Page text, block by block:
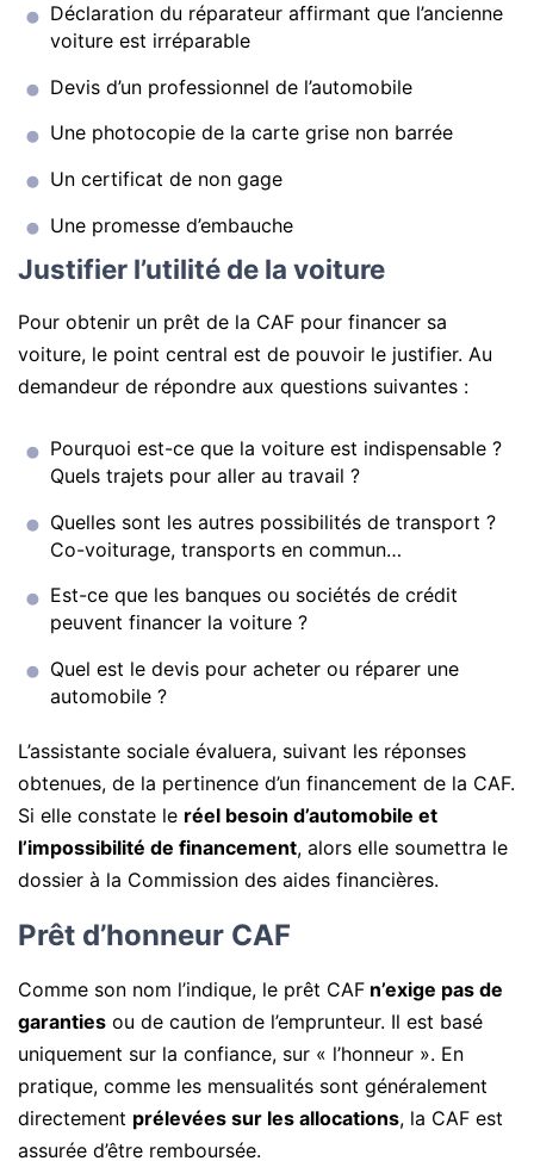
Déclaration du réparateur affirmant que l’ancienne
voiture est irréparable
Devis d’un professionnel de l’automobile
Une photocopie de la carte grise non barrée
Un certificat de non gage
Une promesse d’embauche
Justifier l’utilité de la voiture
Pour obtenir un prêt de la CAF pour financer sa
voiture, le point central est de pouvoir le justifier. Au
demandeur de répondre aux questions suivantes :
Pourquoi est-ce que la voiture est indispensable ?
Quels trajets pour aller au travail ?
Quelles sont les autres possibilités de transport ?
Co-voiturage, transports en commun…
Est-ce que les banques ou sociétés de crédit
peuvent financer la voiture ?
Quel est le devis pour acheter ou réparer une
automobile ?
L’assistante sociale évaluera, suivant les réponses
obtenues, de la pertinence d’un financement de la CAF.
Si elle constate le réel besoin d’automobile et
l’impossibilité de financement, alors elle soumettra le
dossier à la Commission des aides financières.
Prêt d’honneur CAF
Comme son nom l’indique, le prêt CAF n’exige pas de
garanties ou de caution de l’emprunteur. Il est basé
uniquement sur la confiance, sur « l’honneur ». En
pratique, comme les mensualités sont généralement
directement prélevées sur les allocations, la CAF est
assurée d’être remboursée.